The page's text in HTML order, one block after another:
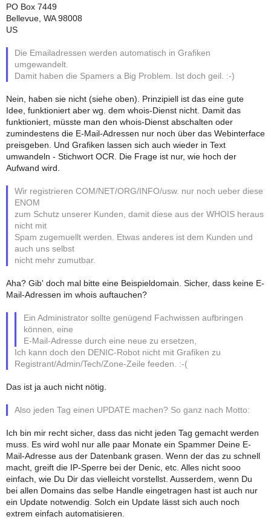
PO Box 7449
Bellevue, WA 98008
US
Die Emailadressen werden automatisch in Grafiken
umgewandelt.
Damit haben die Spamers a Big Problem. Ist doch geil. :-)
Nein, haben sie nicht (siehe oben). Prinzipiell ist das eine gute
Idee, funktioniert aber wg. dem whois-Dienst nicht. Damit das
funktioniert, müsste man den whois-Dienst abschalten oder
zumindestens die E-Mail-Adressen nur noch über das Webinterface
preisgeben. Und Grafiken lassen sich auch wieder in Text
umwandeln - Stichwort OCR. Die Frage ist nur, wie hoch der
Aufwand wird.
Wir registrieren COM/NET/ORG/INFO/usw. nur noch ueber diese
ENOM
zum Schutz unserer Kunden, damit diese aus der WHOIS heraus
nicht mit
Spam zugemuellt werden. Etwas anderes ist dem Kunden und
auch uns selbst
nicht mehr zumutbar.
Aha? Gib' doch mal bitte eine Beispieldomain. Sicher, dass keine E-
Mail-Adressen im whois auftauchen?
Ein Administrator sollte genügend Fachwissen aufbringen
können, eine
E-Mail-Adresse durch eine neue zu ersetzen,
Ich kann doch den DENIC-Robot nicht mit Grafiken zu
Registrant/Admin/Tech/Zone-Zeile feeden. :-(
Das ist ja auch nicht nötig.
Also jeden Tag einen UPDATE machen? So ganz nach Motto:
Ich bin mir recht sicher, dass das nicht jeden Tag gemacht werden
muss. Es wird wohl nur alle paar Monate ein Spammer Deine E-
Mail-Adresse aus der Datenbank grasen. Wenn der das zu schnell
macht, greift die IP-Sperre bei der Denic, etc. Alles nicht sooo
einfach, wie Du Dir das vielleicht vorstellst. Ausserdem, wenn Du
bei allen Domains das selbe Handle eingetragen hast ist auch nur
ein Update notwendig. Solch ein Update lässt sich auch noch
extrem einfach automatisieren.